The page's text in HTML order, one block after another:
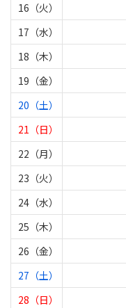
16（火）
17（水）
18（木）
19（金）
20（土）
21（日）
22（月）
23（火）
24（水）
25（木）
26（金）
27（土）
28（日）